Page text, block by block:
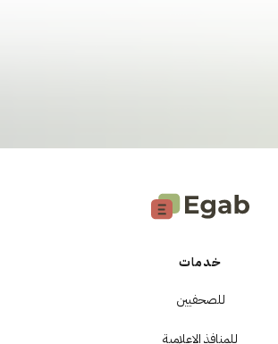
خدمات
للصحفيين
للمنافذ الإعلامية